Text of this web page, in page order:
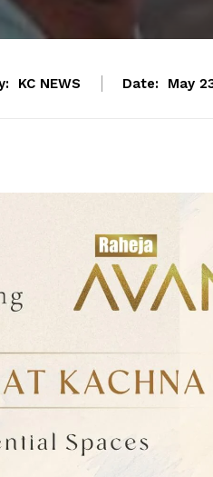
KC NEWS Date: May